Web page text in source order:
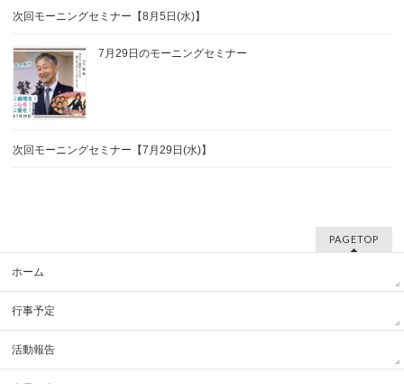
次回モーニングセミナー【8月5日(水)】
7月29日のモーニングセミナー
次回モーニングセミナー【7月29日(水)】
PAGETOP
ホーム
行事予定
活動報告